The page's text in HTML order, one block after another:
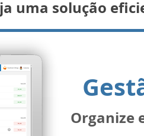
uma solução
Organize